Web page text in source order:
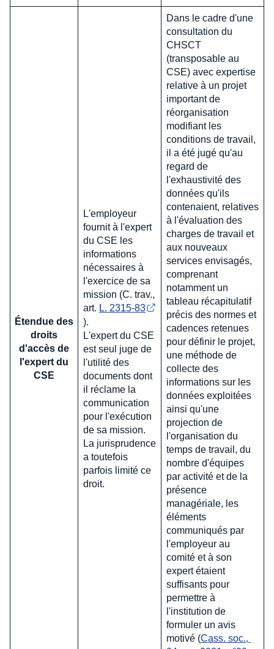
Étendue des
droits
d'accès de
l'expert du
CSE
L'employeur
fournit à l'expert
du CSE les
informations
nécessaires à
l'exercice de sa
mission (C. trav.,
art. L. 2315-83
).
L'expert du CSE
est seul juge de
l'utilité des
documents dont
il réclame la
communication
pour l'exécution
de sa mission.
La jurisprudence
a toutefois
parfois limité ce
droit.
Dans le cadre d'une
consultation du
CHSCT
(transposable au
CSE) avec expertise
relative à un projet
important de
réorganisation
modifiant les
conditions de travail,
il a été jugé qu'au
regard de
l'exhaustivité des
données qu'ils
contenaient, relatives
à l'évaluation des
charges de travail et
aux nouveaux
services envisagés,
comprenant
notamment un
tableau récapitulatif
précis des normes et
cadences retenues
pour définir le projet,
une méthode de
collecte des
informations sur les
données exploitées
ainsi qu'une
projection de
l'organisation du
temps de travail, du
nombre d'équipes
par activité et de la
présence
managériale, les
éléments
communiqués par
l'employeur au
comité et à son
expert étaient
suffisants pour
permettre à
l'institution de
formuler un avis
motivé (Cass. soc.,